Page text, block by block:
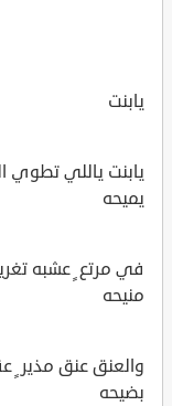
يابنت
يابنت ياللي تطوي
يميحه
في مرتع ٍ عشبه
منيحه
والعنق عنق
بضيحه